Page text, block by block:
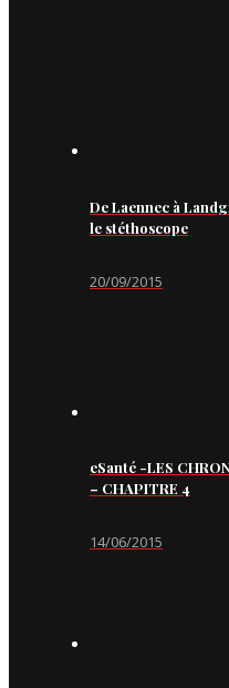
De Laennec à
le stéthoscope
20/09/2015
eSanté -LES
– CHAPITRE 4
14/06/2015